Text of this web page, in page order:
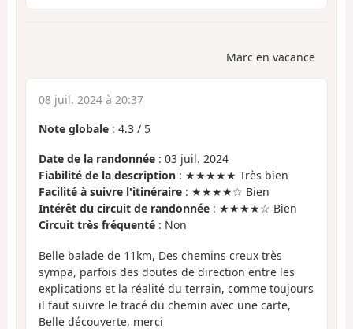
Marc en vacance
08 juil. 2024 à 20:37
Note globale : 4.3 / 5
Date de la randonnée : 03 juil. 2024
Fiabilité de la description : ★★★★★ Très bien
Facilité à suivre l'itinéraire : ★★★★☆ Bien
Intérêt du circuit de randonnée : ★★★★☆ Bien
Circuit très fréquenté : Non
Belle balade de 11km, Des chemins creux très
sympa, parfois des doutes de direction entre les
explications et la réalité du terrain, comme toujours
il faut suivre le tracé du chemin avec une carte,
Belle découverte, merci